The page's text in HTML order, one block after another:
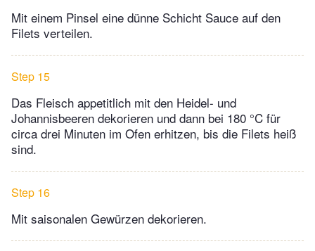
Mit einem Pinsel eine dünne Schicht Sauce auf den
Filets verteilen.
Step 15
Das Fleisch appetitlich mit den Heidel- und
Johannisbeeren dekorieren und dann bei 180 °C für
circa drei Minuten im Ofen erhitzen, bis die Filets heiß
sind.
Step 16
Mit saisonalen Gewürzen dekorieren.